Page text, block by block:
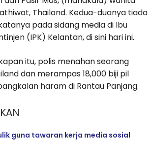
Thailand. Kedua-duanya tiada
pada sidang media di Ibu
(IPK) Kelantan, di sini hari ini.
itu, polis menahan seorang
dan merampas 18,000 biji pil
haram di Rantau Panjang.
guna tawaran kerja media sosial